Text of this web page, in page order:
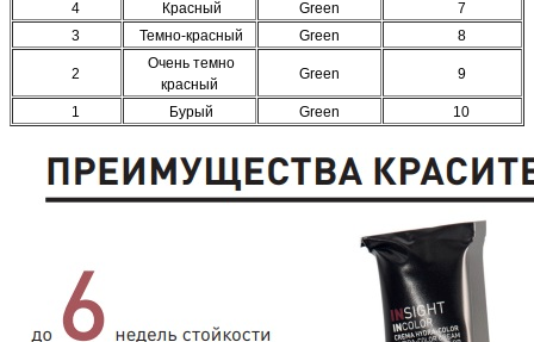
4 Красный Green
7
3
Темно-красный Green 8
2
Очень темно
красный
Green 9
1 Бурый Green 10